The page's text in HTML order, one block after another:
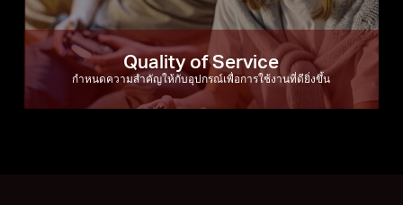
Quality of Service
กำหนดความสำคัญให้กับอุปกรณ์เพื่อการใช้งานที่ดียิ่งขึ้น